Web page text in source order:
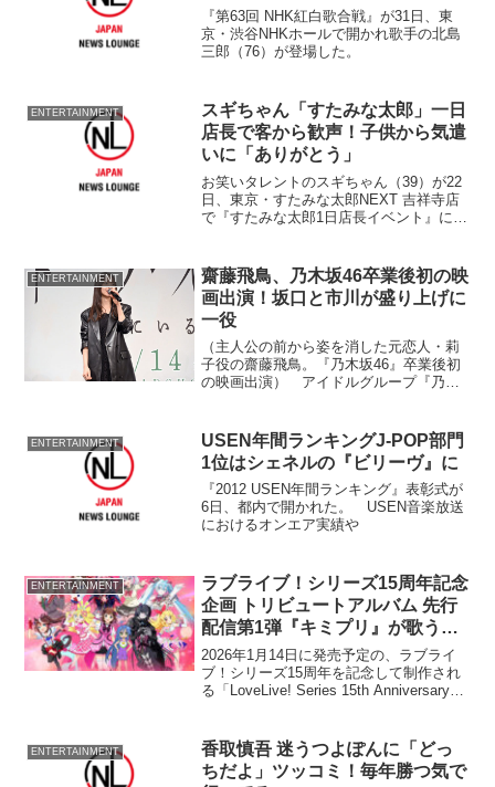
『第63回 NHK紅白歌合戦』が31日、東
京・渋谷NHKホールで開かれ歌手の北島
三郎（76）が登場した。
ENTERTAINMENT
スギちゃん「すたみな太郎」一日
店長で客から歓声！子供から気遣
いに「ありがとう」
お笑いタレントのスギちゃん（39）が22
日、東京・すたみな太郎NEXT 吉祥寺店
で『すたみな太郎1日店長イベント』に登
んとタイアップし、『ワイルドフェア』
を開催。芸...
ENTERTAINMENT
齋藤飛鳥、乃木坂46卒業後初の映
画出演！坂口と市川が盛り上げに
一役
（主人公の前から姿を消した元恋人・莉
子役の齋藤飛鳥。『乃木坂46』卒業後初
の映画出演） アイドルグループ『乃木
『サイド バイ サイド 隣にいる人』（監
督・伊藤ちひ...
ENTERTAINMENT
USEN年間ランキングJ-POP部門
1位はシェネルの『ビリーヴ』に
『2012 USEN年間ランキング』表彰式が
6日、都内で開かれた。 USEN音楽放送
におけるオンエア実績や
ENTERTAINMENT
ラブライブ！シリーズ15周年記念
企画 トリビュートアルバム 先行
配信第1弾『キミプリ』が歌う
Aqours楽曲が配信
2026年1月14日に発売予定の、ラブライ
ブ！シリーズ15周年を記念して制作され
る「LoveLive! Series 15th Anniversary
ズの楽曲を歌唱する。また、アーティス
ト・作品の垣根を超えたキービジュアル
も公開された。
ENTERTAINMENT
香取慎吾 迷うつよぽんに「どっ
ちだよ」ツッコミ！毎年勝つ気で